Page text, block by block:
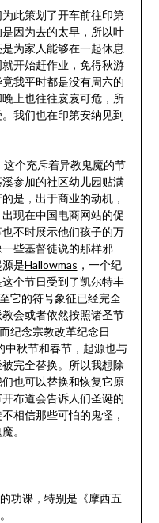
此策划了开车前往印第
因为去的太早，所以叶
为家人能够在一起休息
开始赶作业，免得秋游
我平时都是没有周六的
上也往往岌岌可危，所
我们也在印第安纳见到
个充斥着异教鬼魔的节
参加的社区幼儿园贴满
是，出于商业的动机，
现在中国电商网站的促
不时展示他们孩子的万
些基督徒说的那样邪
是Hallowmas ，一个纪
个节日受到了凯尔特丰
它的符号象征已经完全
会或者依然按照诸圣节
纪念宗教改革纪念日
中秋节和春节，起源也与
完全替换。所以我想除
也可以替换和恢复它原
布道会告诉人们圣诞的
相信那些可怕的鬼怪，
。
功课，特别是《摩西五